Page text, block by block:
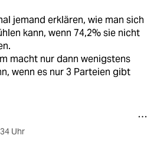
jemand erklären, wie man sich
kann, wenn 74,2% sie nicht
macht nur dann wenigstens
wenn es nur 3 Parteien gibt
Uhr